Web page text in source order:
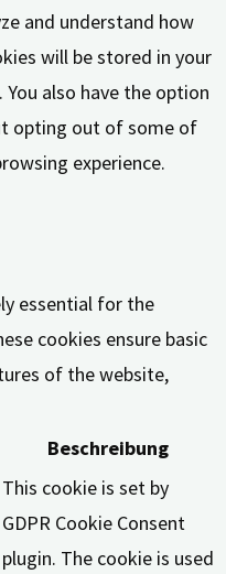
and understand how
will be stored in your
also have the option
opting out of some of
experience.
essential for the
cookies ensure basic
of the website,
Beschreibung
This cookie is set by
GDPR Cookie Consent
plugin. The cookie is used